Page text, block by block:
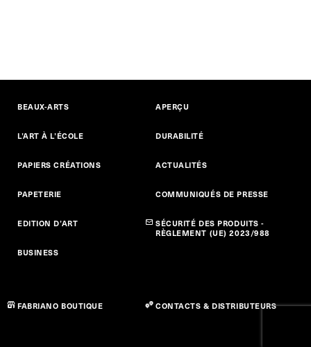
BEAUX-ARTS
L’ART À L’ÉCOLE
PAPIERS CRÉATIONS
PAPETERIE
EDITION D’ART
BUSINESS
APERÇU
DURABILITÉ
ACTUALITÉS
COMMUNIQUÉS DE PRESSE
SÉCURITÉ DES PRODUITS -
RÈGLEMENT (UE) 2023/988
FABRIANO BOUTIQUE CONTACTS & DISTRIBUTEURS